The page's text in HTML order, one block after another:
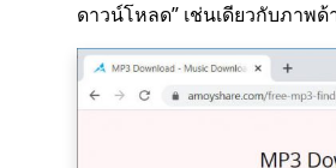
ดาวน์โหลด” เช่นเดียวกับภาพด้